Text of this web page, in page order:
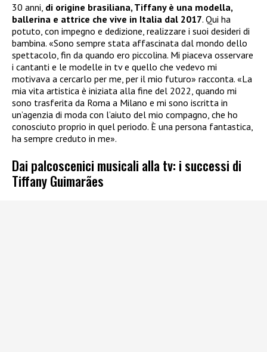
30 anni, di origine brasiliana, Tiffany è una modella,
ballerina e attrice che vive in Italia dal 2017. Qui ha
potuto, con impegno e dedizione, realizzare i suoi desideri di
bambina. «Sono sempre stata affascinata dal mondo dello
spettacolo, fin da quando ero piccolina. Mi piaceva osservare
i cantanti e le modelle in tv e quello che vedevo mi
motivava a cercarlo per me, per il mio futuro» racconta. «La
mia vita artistica è iniziata alla fine del 2022, quando mi
sono trasferita da Roma a Milano e mi sono iscritta in
un’agenzia di moda con l’aiuto del mio compagno, che ho
conosciuto proprio in quel periodo. È una persona fantastica,
ha sempre creduto in me».
Dai palcoscenici musicali alla tv: i successi di
Tiffany Guimarães